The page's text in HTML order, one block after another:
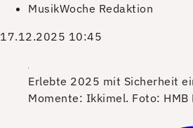
MusikWoche Redaktion
17.12.2025 10:45
Erlebte 2025 mit Sicherheit
Momente: Ikkimel. Foto: HMB